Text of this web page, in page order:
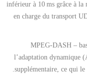
inférieur à 10 ms grâce à la
en charge du transport
MPEG‑DASH –
l’adaptation dynamique
supplémentaire, ce qui